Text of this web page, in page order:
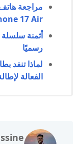
17 Air
رسميًا
لماذا تنفد
الفعالة